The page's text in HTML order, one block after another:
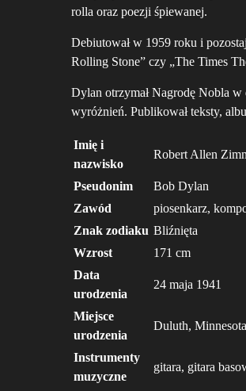
rolla oraz poezji śpiewanej.
Debiutował w 1959 roku i
Rolling Stone” czy „The Times
Dylan otrzymał Nagrodę Nobla
wyróżnień. Publikował teksty,
Imię i
nazwisko
Robert Allen
Pseudonim
Bob Dylan
Zawód
piosenkarz,
Znak zodiaku Bliźnięta
Wzrost
171 cm
Data
urodzenia
24 maja 1941
Miejsce
urodzenia
Duluth,
Instrumenty
muzyczne
gitara, gitara